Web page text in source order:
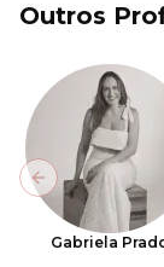
Outros
Gabriela
Previous slide